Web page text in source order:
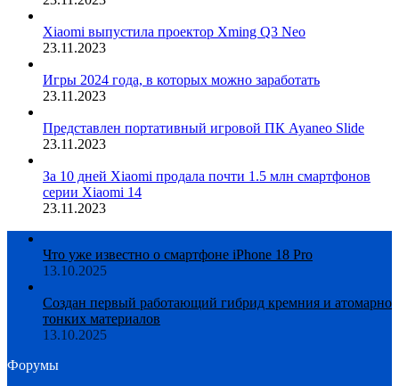
Xiaomi выпустила проектор Xming Q3 Neo
23.11.2023
Игры 2024 года, в которых можно заработать
23.11.2023
Представлен портативный игровой ПК Ayaneo Slide
23.11.2023
За 10 дней Xiaomi продала почти 1.5 млн смартфонов
серии Xiaomi 14
23.11.2023
Что уже известно о смартфоне iPhone 18 Pro
13.10.2025
Создан первый работающий гибрид кремния и атомарно
тонких материалов
13.10.2025
Форумы